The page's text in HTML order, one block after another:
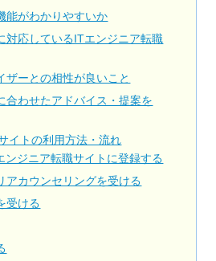
能がわかりやすいか
対応しているITエンジニア転職
ザーとの相性が良いこと
合わせたアドバイス・提案を
イトの利用方法・流れ
ンジニア転職サイトに登録する
アカウンセリングを受ける
受ける